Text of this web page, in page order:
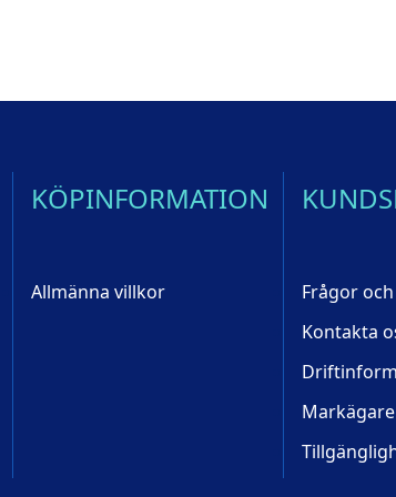
KÖPINFORMATION
Allmänna villkor
Frågor
Kontakta
Markägare